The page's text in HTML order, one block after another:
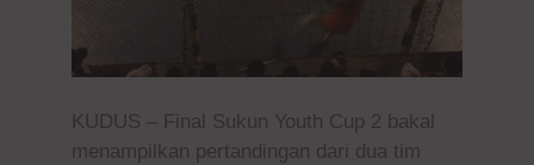
KUDUS – Final Sukun Youth Cup 2 bakal
menampilkan pertandingan dari dua tim